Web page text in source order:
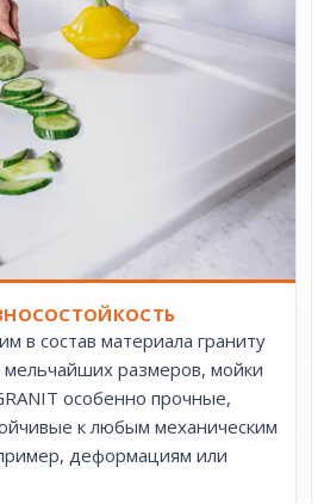
в состав материала граниту
размеров, мойки
особенно прочные,
к любым механическим
деформациям или